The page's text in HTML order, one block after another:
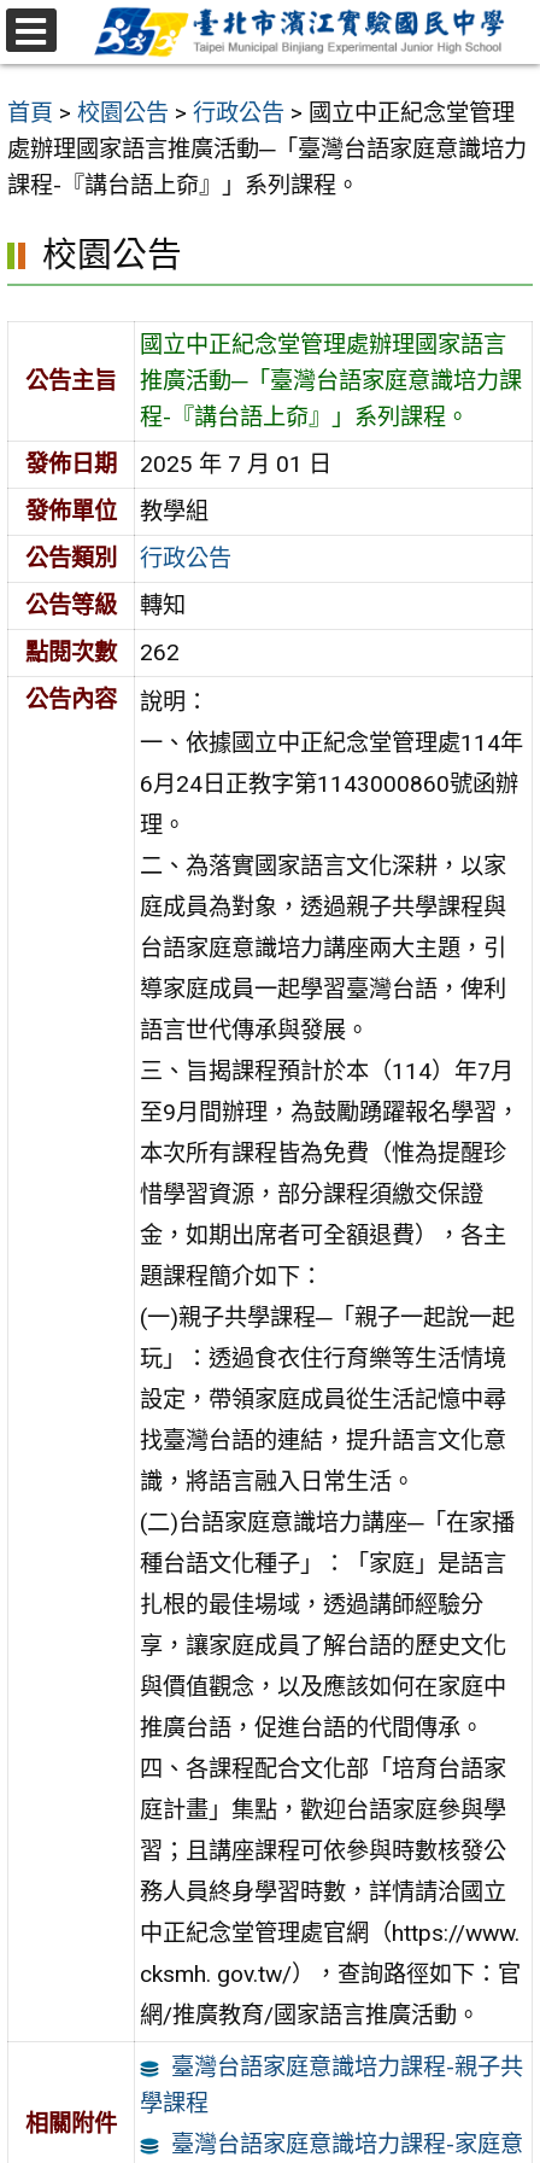
跳
至
要
內
容
首頁 > 校園公告 > 行政公告 > 國立中正紀念堂管理
處辦理國家語言推廣活動─「臺灣台語家庭意識培力
課程-『講台語上奅』」系列課程。
校園公告
公告主旨
國立中正紀念堂管理處辦理國家語言
推廣活動─「臺灣台語家庭意識培力課
程-『講台語上奅』」系列課程。
發佈日期
2025 年 7 月 01 日
發佈單位
教學組
公告類別
行政公告
公告等級
轉知
點閱次數
262
公告內容
說明：
一、依據國立中正紀念堂管理處114年
6月24日正教字第1143000860號函辦
理。
二、為落實國家語言文化深耕，以家
庭成員為對象，透過親子共學課程與
台語家庭意識培力講座兩大主題，引
導家庭成員一起學習臺灣台語，俾利
語言世代傳承與發展。
三、旨揭課程預計於本（114）年7月
至9月間辦理，為鼓勵踴躍報名學習，
本次所有課程皆為免費（惟為提醒珍
惜學習資源，部分課程須繳交保證
金，如期出席者可全額退費），各主
題課程簡介如下：
(一)親子共學課程─「親子一起說一起
玩」：透過食衣住行育樂等生活情境
設定，帶領家庭成員從生活記憶中尋
找臺灣台語的連結，提升語言文化意
識，將語言融入日常生活。
(二)台語家庭意識培力講座─「在家播
種台語文化種子」：「家庭」是語言
扎根的最佳場域，透過講師經驗分
享，讓家庭成員了解台語的歷史文化
與價值觀念，以及應該如何在家庭中
推廣台語，促進台語的代間傳承。
四、各課程配合文化部「培育台語家
庭計畫」集點，歡迎台語家庭參與學
習；且講座課程可依參與時數核發公
務人員終身學習時數，詳情請洽國立
中正紀念堂管理處官網（https://www.
cksmh. gov.tw/），查詢路徑如下：官
網/推廣教育/國家語言推廣活動。
相關附件
臺灣台語家庭意識培力課程-親子共
學課程
臺灣台語家庭意識培力課程-家庭意
選
單